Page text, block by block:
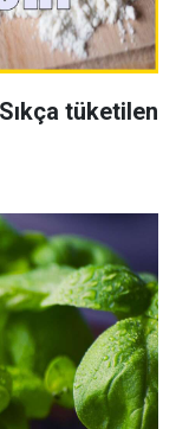
tüketilen